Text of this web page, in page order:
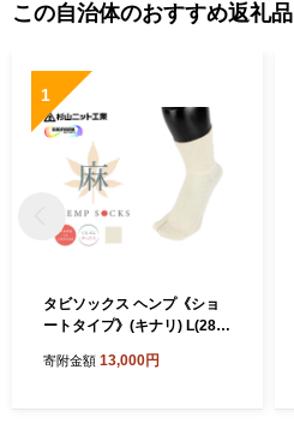
この自治体のおすすめ返礼品
1
タビソックス ヘンプ《ショ
ートタイプ》(キナリ) L(28-3
ビ 足袋 麻 [3343]
寄附金額 13,000円